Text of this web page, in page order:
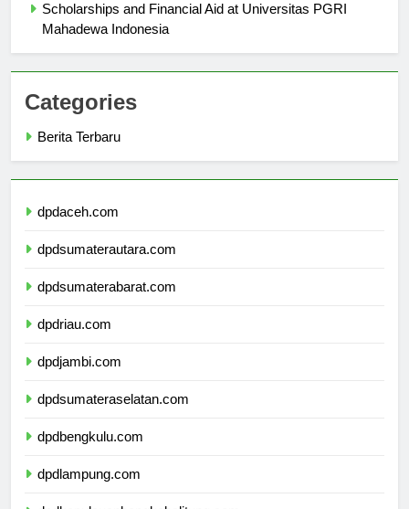
Scholarships and Financial Aid at Universitas PGRI
Mahadewa Indonesia
Categories
Berita Terbaru
dpdaceh.com
dpdsumaterautara.com
dpdsumaterabarat.com
dpdriau.com
dpdjambi.com
dpdsumateraselatan.com
dpdbengkulu.com
dpdlampung.com